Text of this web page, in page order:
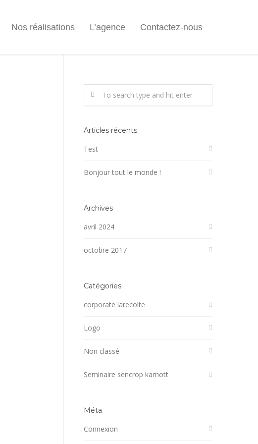
Nos réalisations L’agence Contactez-nous
Articles récents
Test
Bonjour tout le monde !
Archives
avril 2024
octobre 2017
Catégories
corporate larecolte
Logo
Non classé
Seminaire sencrop karnott
Méta
Connexion